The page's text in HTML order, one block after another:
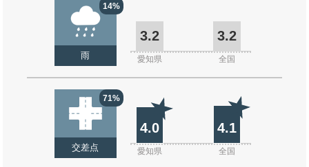
14%
雨
3.2 3.2
愛知県 全国
71%
交差点
4.0 4.1
愛知県 全国